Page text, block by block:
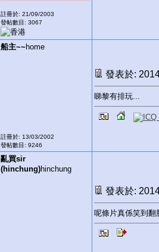
註冊於: 21/09/2003
發帖數目: 3067
船主~~ home
註冊於: 13/03/2002
發帖數目: 9246
發表於:
睇黎有排玩...
亂買sir
(hinchung)hinchung
發表於:
呢條片真係笑到翻